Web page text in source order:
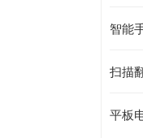
智能
扫描
平板